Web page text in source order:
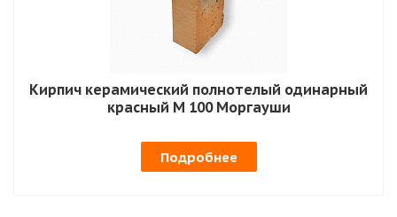
Кирпич керамический полнотелый одинарный
красный М 100 Моргауши
Подробнее